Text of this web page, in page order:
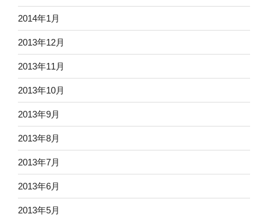
2014年1月
2013年12月
2013年11月
2013年10月
2013年9月
2013年8月
2013年7月
2013年6月
2013年5月